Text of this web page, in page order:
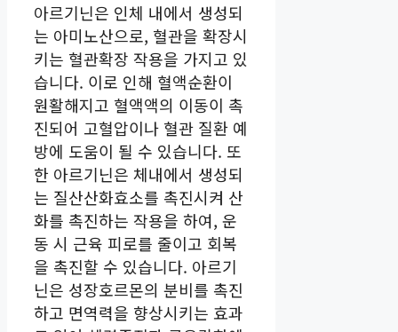
아르기닌은 인체 내에서 생성되
는 아미노산으로, 혈관을 확장시
키는 혈관확장 작용을 가지고 있
습니다. 이로 인해 혈액순환이
원활해지고 혈액액의 이동이 촉
진되어 고혈압이나 혈관 질환 예
방에 도움이 될 수 있습니다. 또
한 아르기닌은 체내에서 생성되
는 질산산화효소를 촉진시켜 산
화를 촉진하는 작용을 하여, 운
동 시 근육 피로를 줄이고 회복
을 촉진할 수 있습니다. 아르기
닌은 성장호르몬의 분비를 촉진
하고 면역력을 향상시키는 효과